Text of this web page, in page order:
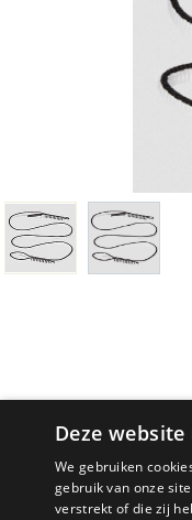
Deze
We gebruiken
gebruik van onze
verstrekt of die zij